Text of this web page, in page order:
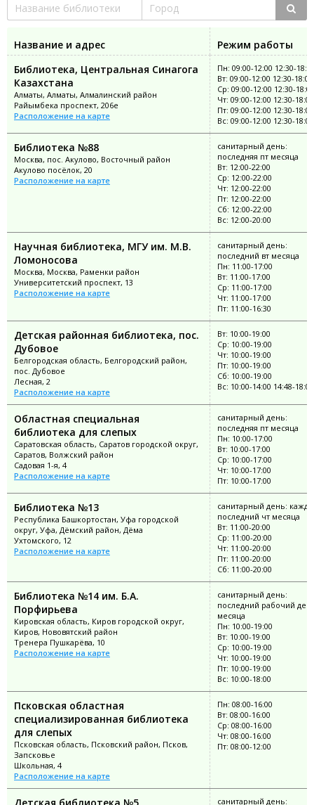
Название и адрес
Режим работы
Библиотека, Центральная Синагога
Казахстана
Алматы, Алматы, Алмалинский район
Райымбека проспект, 206е
Расположение на карте
Пн: 09:00-12:00 12:30-
Вт: 09:00-12:00 12:30-18:00
Ср: 09:00-12:00 12:30-18:00
Чт: 09:00-12:00 12:30-18:00
Пт: 09:00-12:00 12:30-18:00
Вс: 09:00-12:00 12:30-18:00
Библиотека №88
Москва, пос. Акулово, Восточный район
Акулово посёлок, 20
Расположение на карте
санитарный день:
последняя пт месяца
Вт: 12:00-22:00
Ср: 12:00-22:00
Чт: 12:00-22:00
Пт: 12:00-22:00
Сб: 12:00-22:00
Вс: 12:00-20:00
Научная библиотека, МГУ им. М.В.
Ломоносова
Москва, Москва, Раменки район
Университетский проспект, 13
Расположение на карте
санитарный день:
последний вт месяца
Пн: 11:00-17:00
Вт: 11:00-17:00
Ср: 11:00-17:00
Чт: 11:00-17:00
Пт: 11:00-16:30
Детская районная библиотека, пос.
Дубовое
Белгородская область, Белгородский район,
пос. Дубовое
Лесная, 2
Расположение на карте
Вт: 10:00-19:00
Ср: 10:00-19:00
Чт: 10:00-19:00
Пт: 10:00-19:00
Сб: 10:00-19:00
Вс: 10:00-14:00 14:48-18:00
Областная специальная
библиотека для слепых
Саратовская область, Саратов городской округ,
Саратов, Волжский район
Садовая 1-я, 4
Расположение на карте
санитарный день:
последняя пт месяца
Пн: 10:00-17:00
Вт: 10:00-17:00
Ср: 10:00-17:00
Чт: 10:00-17:00
Пт: 10:00-17:00
Библиотека №13
Республика Башкортостан, Уфа городской
округ, Уфа, Дёмский район, Дёма
Ухтомского, 12
Расположение на карте
санитарный день:
последний чт месяца
Вт: 11:00-20:00
Ср: 11:00-20:00
Чт: 11:00-20:00
Пт: 11:00-20:00
Сб: 11:00-20:00
Библиотека №14 им. Б.А.
Порфирьева
Кировская область, Киров городской округ,
Киров, Нововятский район
Тренера Пушкарёва, 10
Расположение на карте
санитарный день:
последний рабочий
месяца
Пн: 10:00-19:00
Вт: 10:00-19:00
Ср: 10:00-19:00
Чт: 10:00-19:00
Пт: 10:00-19:00
Вс: 10:00-18:00
Псковская областная
специализированная библиотека
для слепых
Псковская область, Псковский район, Псков,
Запсковье
Школьная, 4
Расположение на карте
Пн: 08:00-16:00
Вт: 08:00-16:00
Ср: 08:00-16:00
Чт: 08:00-16:00
Пт: 08:00-12:00
санитарный день: